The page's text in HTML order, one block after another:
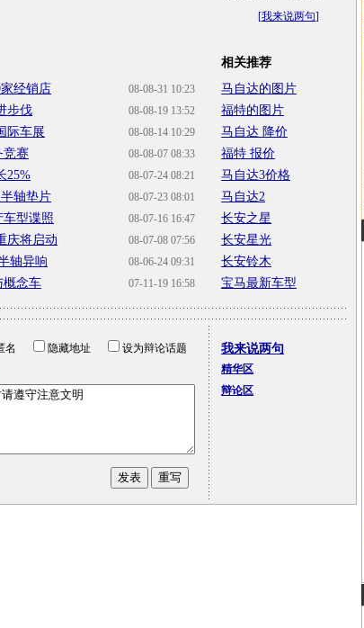
[我来说两句]
08-08-31 10:23
经销店
08-08-19 13:52
步伐
08-08-14 10:29
际车展
08-08-07 08:33
竞赛
08-07-24 08:21
25%
08-07-23 08:01
轴垫片
08-07-16 16:47
型谍照
08-07-08 07:56
庆将启动
08-06-24 09:31
轴异响
07-11-19 16:58
概念车
相关推荐
马自达的图片
福特的图片
马自达 降价
福特 报价
马自达3价格
马自达2
长安之星
长安星光
长安铃木
宝马最新车型
名 隐藏地址
设为辩论话题
我来说两句
精华区
辩论区